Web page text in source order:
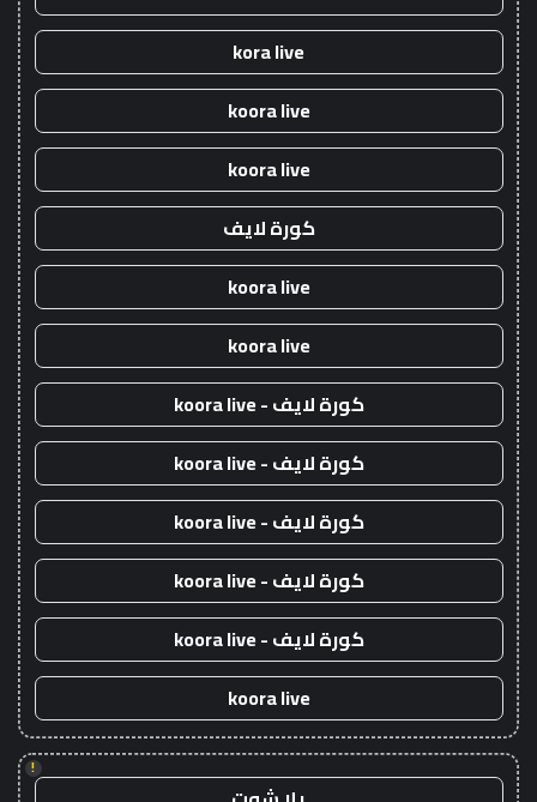
kora live
koora live
koora live
كورة لايف
koora live
koora live
كورة لايف - koora live
كورة لايف - koora live
كورة لايف - koora live
كورة لايف - koora live
كورة لايف - koora live
koora live
!